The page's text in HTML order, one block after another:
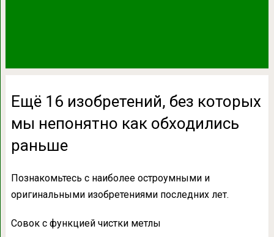
Ещё 16 изобретений, без которых
мы непонятно как обходились
раньше
Познакомьтесь с наиболее остроумными и
оригинальными изобретениями последних лет.
Совок с функцией чистки метлы